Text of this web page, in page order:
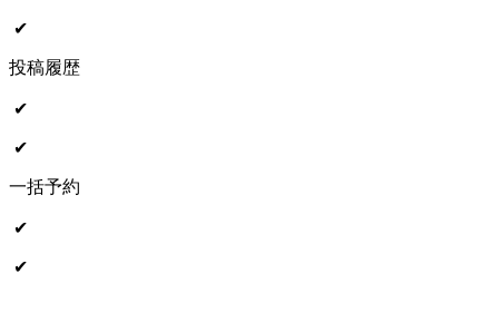
✔︎
投稿履歴
✔︎
✔︎
一括予約
✔︎
✔︎